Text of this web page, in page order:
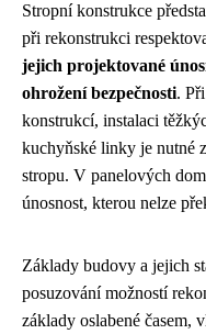
Stropní konstrukce
při rekonstrukci
jejich projektované
ohrožení bezpečnosti.
konstrukcí, instalaci
kuchyňské linky je nutné
stropu. V panelových
únosnost, kterou nelze
Základy budovy a jejich
posuzování možností
základy oslabené časem,